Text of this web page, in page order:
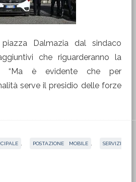
Dalmazia dal sindaco
che riguarderanno la
“Ma è evidente che per
serve il presidio delle forze
POSTAZIONE MOBILE SERVIZI